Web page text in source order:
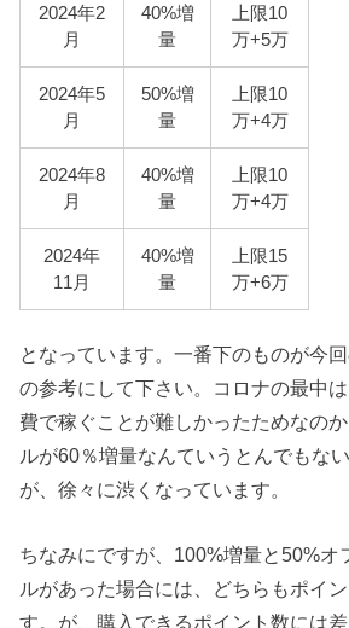
2024年2
月
40%増
量
上限10
万+5万
2024年5
月
50%増
量
上限10
万+4万
2024年8
月
40%増
量
上限10
万+4万
2024年
11月
40%増
量
上限15
万+6万
となっています。一番下のものが今
の参考にして下さい。コロナの最中
費で稼ぐことが難しかったためなの
ルが60％増量なんていうとんでもな
が、徐々に渋くなっています。
ちなみにですが、100%増量と50%オ
ルがあった場合には、どちらもポイ
す。が、購入できるポイント数には